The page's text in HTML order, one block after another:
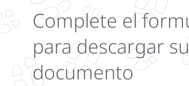
Complete el
para descargar su
documento